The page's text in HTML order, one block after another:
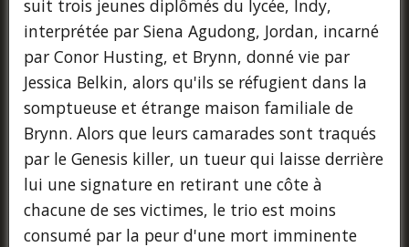
suit trois jeunes diplômés du lycée, Indy,
interprétée par Siena Agudong, Jordan, incarné
par Conor Husting, et Brynn, donné vie par
Jessica Belkin, alors qu'ils se réfugient dans la
somptueuse et étrange maison familiale de
Brynn. Alors que leurs camarades sont traqués
par le Genesis killer, un tueur qui laisse derrière
lui une signature en retirant une côte à
chacune de ses victimes, le trio est moins
consumé par la peur d'une mort imminente